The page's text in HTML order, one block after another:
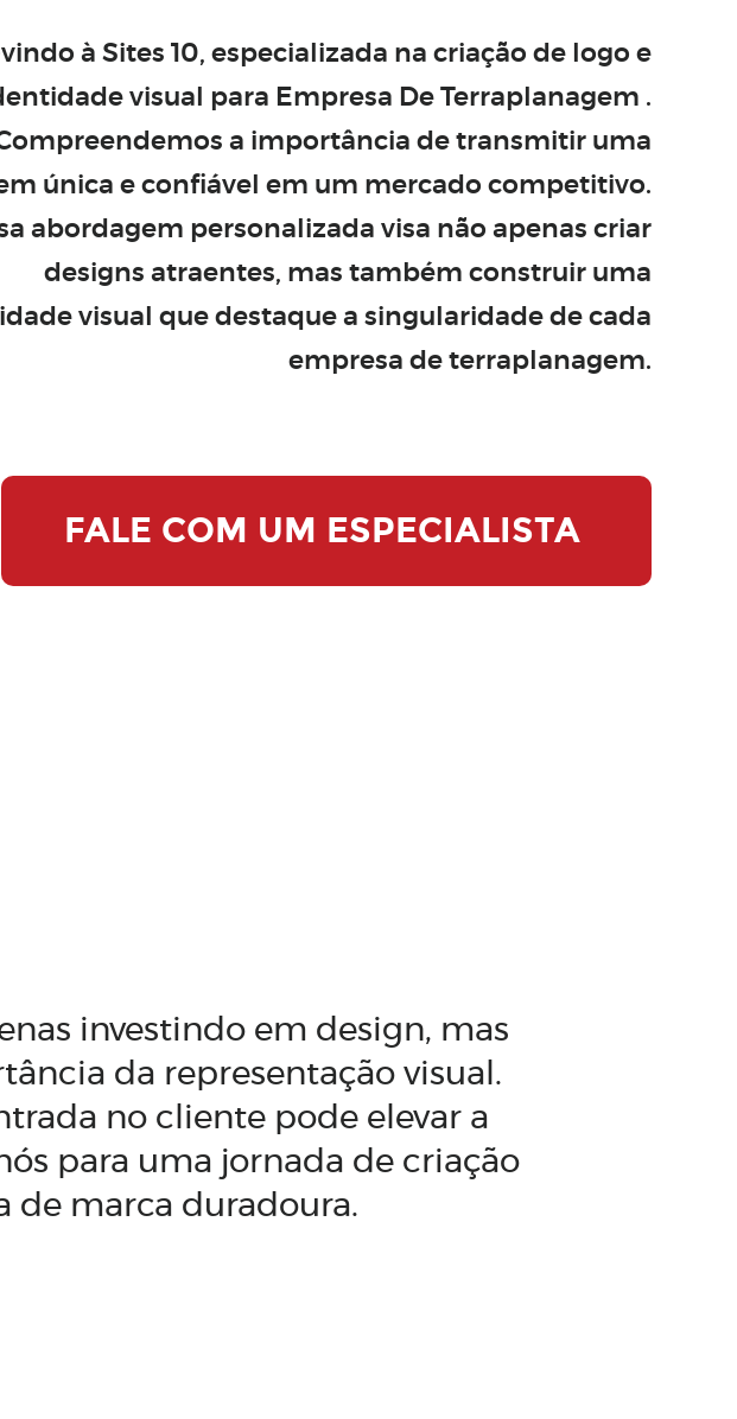
à Sites 10, especializada na criação de logo e
visual para Empresa De Terraplanagem .
a importância de transmitir uma
única e confiável em um mercado competitivo.
abordagem personalizada visa não apenas criar
designs atraentes, mas também construir uma
visual que destaque a singularidade de cada
empresa de terraplanagem.
FALE COM UM ESPECIALISTA
investindo em design, mas
da representação visual.
no cliente pode elevar a
para uma jornada de criação
de marca duradoura.